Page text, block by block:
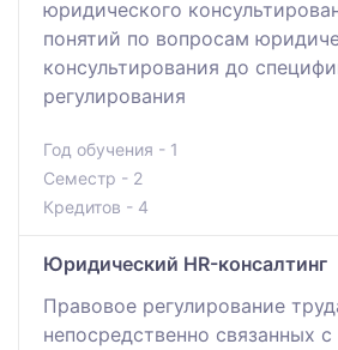
юридического
понятий по вопросам
консультирования до
регулирования
Год обучения - 1
Семестр - 2
Кредитов - 4
Юридический HR-консалтинг
Правовое регулирование
непосредственно связанных